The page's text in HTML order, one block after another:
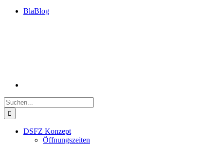
BlaBlog
Suche
nach:
DSFZ Konzept
Öffnungszeiten